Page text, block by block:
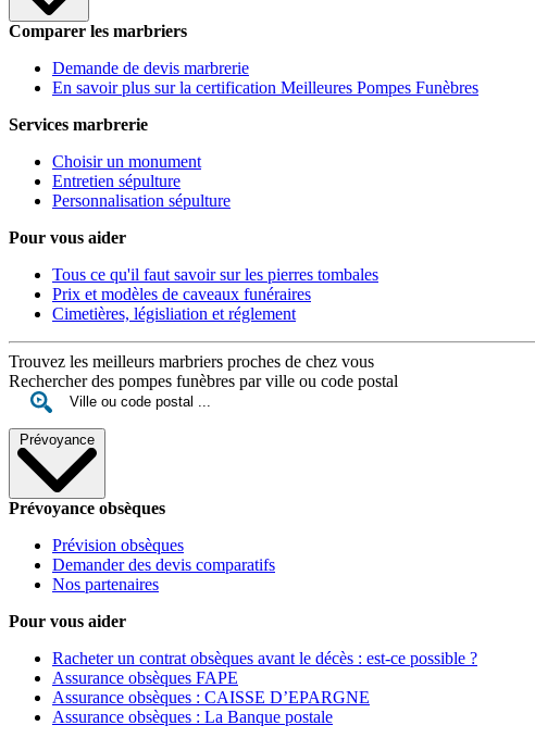
Comparer les marbriers
Demande de devis marbrerie
En savoir plus sur la certification Meilleures Pompes Funèbres
Services marbrerie
Choisir un monument
Entretien sépulture
Personnalisation sépulture
Pour vous aider
Tous ce qu'il faut savoir sur les pierres tombales
Prix et modèles de caveaux funéraires
Cimetières, législiation et réglement
Trouvez les meilleurs marbriers proches de chez vous
Rechercher des pompes funèbres par ville ou code postal
Prévoyance
Prévoyance obsèques
Prévision obsèques
Demander des devis comparatifs
Nos partenaires
Pour vous aider
Racheter un contrat obsèques avant le décès : est-ce possible ?
Assurance obsèques FAPE
Assurance obsèques : CAISSE D’EPARGNE
Assurance obsèques : La Banque postale